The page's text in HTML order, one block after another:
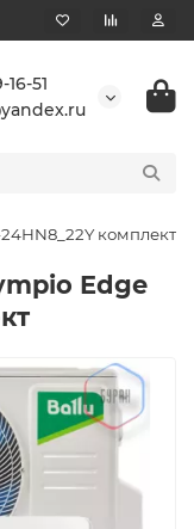
16-51
комплект
Edge